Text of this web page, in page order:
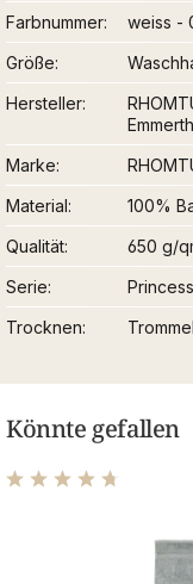
Farbnummer
weiss -
Größe
Hersteller
Marke
Material
100%
Qualität
650 g/
Serie
Princess
Trocknen
Könnte gefallen